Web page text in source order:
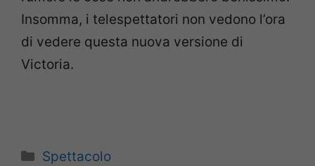
Insomma, i telespettatori non vedono l’ora
di vedere questa nuova versione di
Victoria.
Categorie
Spettacolo